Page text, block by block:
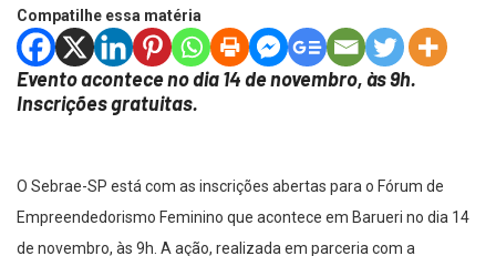
Compatilhe essa matéria
Evento acontece no dia 14 de novembro, às 9h.
Inscrições gratuitas.
O Sebrae-SP está com as inscrições abertas para o Fórum de
Empreendedorismo Feminino que acontece em Barueri no dia 14
de novembro, às 9h. A ação, realizada em parceria com a